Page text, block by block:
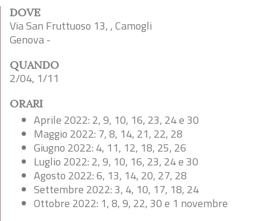
DOVE
Via San Fruttuoso 13, , Camogli
Genova -
QUANDO
2/04, 1/11
ORARI
Aprile 2022: 2, 9, 10, 16, 23, 24 e 30
Maggio 2022: 7, 8, 14, 21, 22, 28
Giugno 2022: 4, 11, 12, 18, 25, 26
Luglio 2022: 2, 9, 10, 16, 23, 24 e 30
Agosto 2022: 6, 13, 14, 20, 27, 28
Settembre 2022: 3, 4, 10, 17, 18, 24
Ottobre 2022: 1, 8, 9, 22, 30 e 1 novembre